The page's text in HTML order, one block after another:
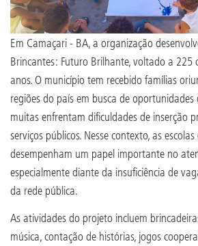
Em Camaçari - BA, a organização
Brincantes: Futuro Brilhante, voltado a 225
anos. O município tem recebido famílias
regiões do país em busca de
muitas enfrentam dificuldades de inserção
serviços públicos. Nesse contexto, as
desempenham um papel importante no
especialmente diante da insuficiência de
da rede pública.
As atividades do projeto incluem
música, contação de histórias, jogos